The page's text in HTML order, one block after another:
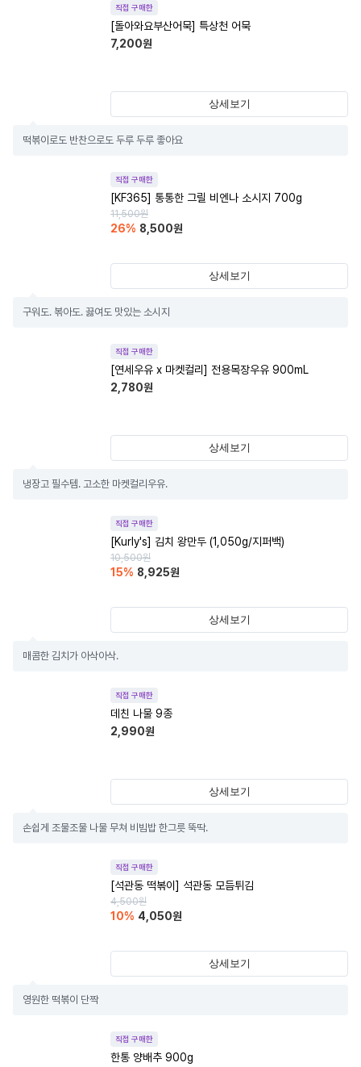
직접 구매한
[돌아와요부산어묵] 특상천 어묵
7,200원
상세보기
떡볶이로도 반찬으로도 두루 두루 좋아요
직접 구매한
[KF365] 통통한 그릴 비엔나 소시지 700g
11,500원
26% 8,500원
상세보기
구워도. 볶아도. 끓여도 맛있는 소시지
직접 구매한
[연세우유 x 마켓컬리] 전용목장우유 900mL
2,780원
상세보기
냉장고 필수템. 고소한 마켓컬리우유.
직접 구매한
[Kurly's] 김치 왕만두 (1,050g/지퍼백)
10,500원
15% 8,925원
상세보기
매콤한 김치가 아삭아삭.
직접 구매한
데친 나물 9종
2,990원
상세보기
손쉽게 조물조물 나물 무쳐 비빔밥 한그릇 뚝딱.
직접 구매한
[석관동 떡볶이] 석관동 모듬튀김
4,500원
10% 4,050원
상세보기
영원한 떡볶이 단짝
직접 구매한
한통 양배추 900g